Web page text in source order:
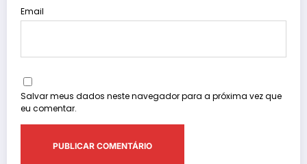
Email
Salvar meus dados neste navegador para a próxima vez que
eu comentar.